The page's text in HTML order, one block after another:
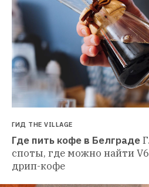
ГИД THE VILLAGE
Где пить кофе в Белграде
споты, где можно найти
дрип-кофе